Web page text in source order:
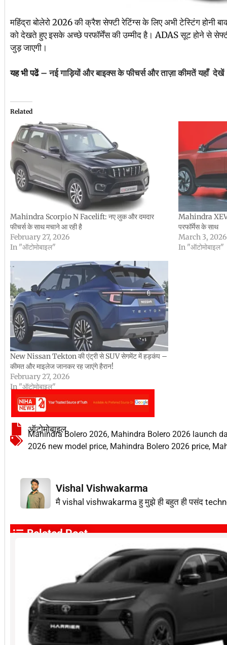
महिंद्रा बोलेरो 2026 की क्रैश सेफ्टी रेटिंग्स के लिए अभी टेस्टिंग होनी
को देखते हुए इसके अच्छे परफॉर्मेंस की उम्मीद है। ADAS सूट होने से
जुड़ जाएगी।
यह भी पढें –नई गाड़ियों और बाइक्स के फीचर्स और ताज़ा कीमतें यहाँ देखें
Related
Mahindra Scorpio N Facelift: नए लुक और दमदार
फीचर्स के साथ मचाने आ रही है
February 27, 2026
In "ऑटोमोबाइल"
Mahindra XEV
परफॉर्मेस के साथ
March 3, 2026
In "ऑटोमोबाइल"
New Nissan Tekton की एंट्री से SUV सेगमेंट में हड़कंप –
कीमत और माइलेज जानकर रह जाएंगे हैरान!
February 27, 2026
In "ऑटोमोबाइल"
ऑटोमोबाइल
Mahindra Bolero 2026, Mahindra Bolero 2026 launch
2026 new model price, Mahindra Bolero 2026 price,
Vishal Vishwakarma
मै vishal vishwakarma हु मुझे ही बहुत ही पसंद
Related Post